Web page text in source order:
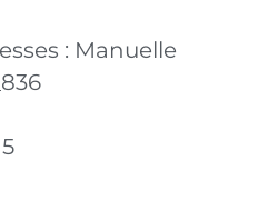
: Manuelle
5